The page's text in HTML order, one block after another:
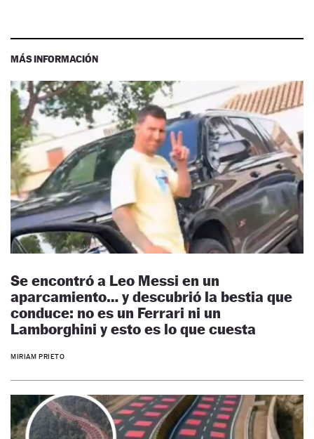
MÁS INFORMACIÓN
Se encontró a Leo Messi en un
aparcamiento… y descubrió la bestia que
conduce: no es un Ferrari ni un
Lamborghini y esto es lo que cuesta
MIRIAM PRIETO